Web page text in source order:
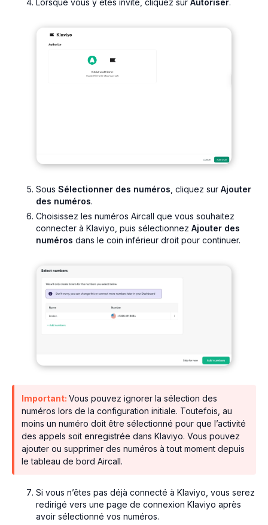
Lorsque vous y êtes invité, cliquez sur Autoriser.
Sous Sélectionner des numéros, cliquez sur Ajouter
des numéros.
Choisissez les numéros Aircall que vous souhaitez
connecter à Klaviyo, puis sélectionnez Ajouter des
numéros dans le coin inférieur droit pour continuer.
Important: Vous pouvez ignorer la sélection des
numéros lors de la configuration initiale. Toutefois, au
moins un numéro doit être sélectionné pour que l’activité
des appels soit enregistrée dans Klaviyo. Vous pouvez
ajouter ou supprimer des numéros à tout moment depuis
le tableau de bord Aircall.
Si vous n’êtes pas déjà connecté à Klaviyo, vous serez
redirigé vers une page de connexion Klaviyo après
avoir sélectionné vos numéros.